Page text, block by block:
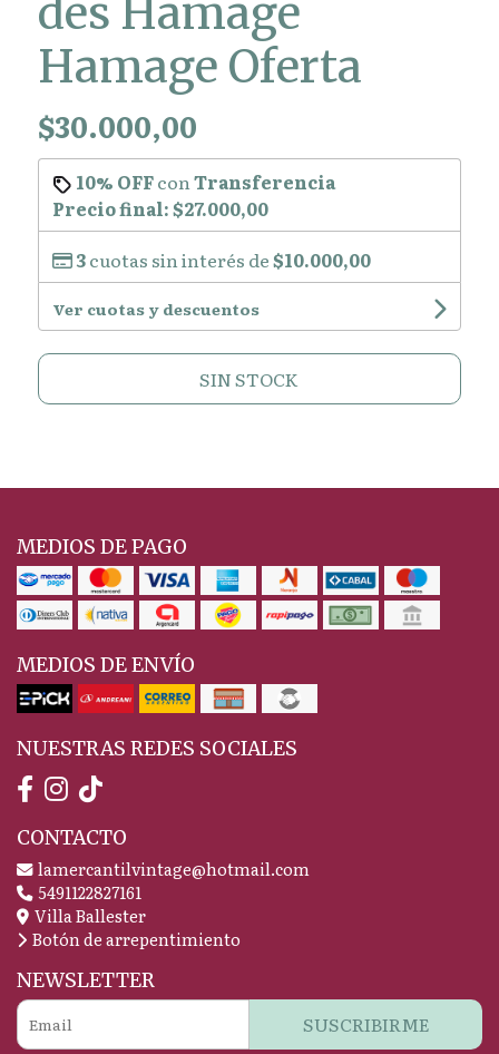
des Hamage
Hamage Oferta
$30.000,00
10% OFFcon Transferencia
Precio final:$27.000,00
3cuotas sin interés de$10.000,00
Ver cuotas y descuentos
SIN STOCK
MEDIOS DE PAGO
MEDIOS DE ENVÍO
NUESTRAS REDES SOCIALES
CONTACTO
lamercantilvintage@hotmail.com
5491122827161
Villa Ballester
Botón de arrepentimiento
NEWSLETTER
SUSCRIBIRME